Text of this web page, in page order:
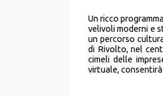
Un ricco
velivoli moderni e
un percorso
di Rivolto, nel
cimeli delle
virtuale,